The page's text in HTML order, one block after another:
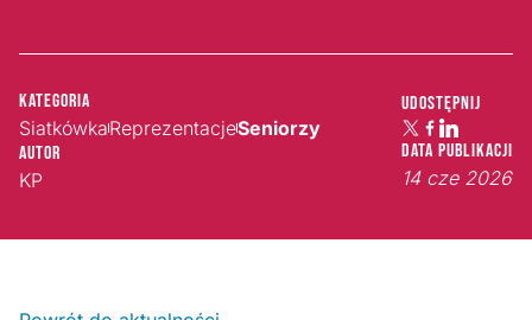
Kategoria
SiatkówkaReprezentacjeSeniorzy
Autor
KP
Udostępnij
Data publikacji
14 cze 2026